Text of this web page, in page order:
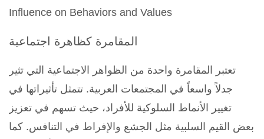
Influence on Behaviors and Values
المقامرة كظاهرة اجتماعية
تعتبر المقامرة واحدة من الظواهر الاجتماعية التي تثير
جدلاً واسعاً في المجتمعات العربية. تتمثل تأثيراتها في
تغيير الأنماط السلوكية للأفراد، حيث تسهم في تعزيز
بعض القيم السلبية مثل الجشع والإفراط في التنافس. كما